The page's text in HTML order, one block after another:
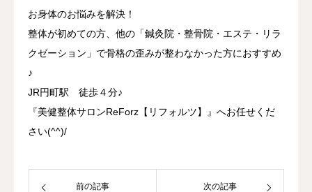
お身体のお悩みを解決！
整体が初めての方、他の「鍼灸院・整骨院・エステ・リラ
クゼーション」で骨格の歪みが整わなかった方におすすめ
♪
JR円町駅 徒歩４分♪
『美健整体サロンReForz【リフォルツ】』へお任せくだ
さい(^^)/
前の記事 次の記事